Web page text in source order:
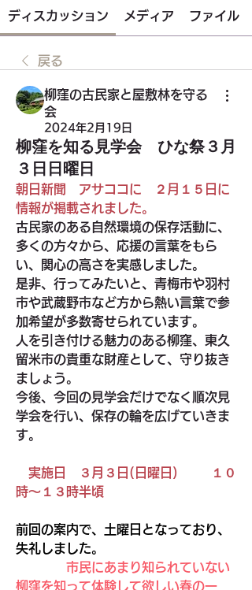
ディスカッション メディア ファイル
戻る
柳窪の古民家と屋敷林を守る
会
2024年2月19日
柳窪を知る見学会 ひな祭３月
３日日曜日
朝日新聞　アサココに　２月１５日に
情報が掲載されました。
古民家のある自然環境の保存活動に、
多くの方々から、応援の言葉をもら
い、関心の高さを実感しました。
是非、行ってみたいと、青梅市や羽村
市や武蔵野市など方から熱い言葉で参
加希望が多数寄せられています。
人を引き付ける魅力のある柳窪、東久
留米市の貴重な財産として、守り抜き
ましょう。
今後、今回の見学会だけでなく順次見
学会を行い、保存の輪を広げていきま
す。
実施日　３月３日(日曜日)  　　１０
時～１３時半頃
前回の案内で、土曜日となっており、
失礼しました。
市民にあまり知られていない
柳窪を知って体験して欲しい春の一